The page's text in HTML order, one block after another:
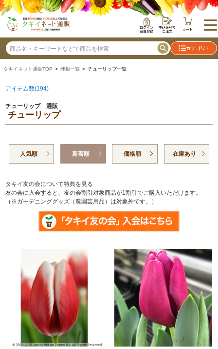
ログイン
会員登録
申込番号で
ご注文 カート
カテゴリ
タキイネット通販TOP > 球根一覧 > チューリップ一覧
アイテム数(194)
チューリップ 通販
チューリップ
人気順 新着順 価格順 在庫あり
タキイ友の会について特典を見る
友の会に入会すると、友の会割引対象商品が1割引でご購入いただけます。
（※ガーデニンググッズ（農園芸用品）は対象外です。）